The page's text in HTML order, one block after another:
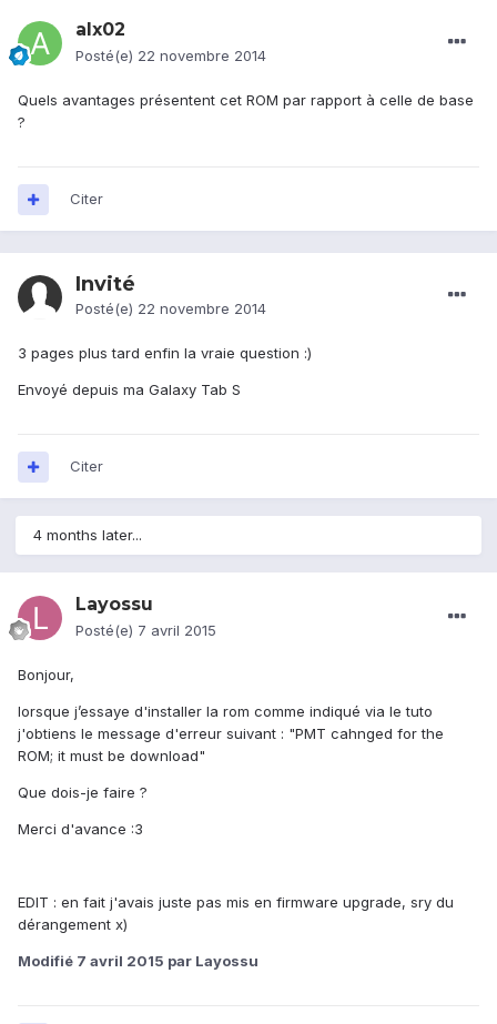
alx02
Posté(e) 22 novembre 2014
Quels avantages présentent cet ROM par rapport à celle de base
?
Citer
Invité
Posté(e) 22 novembre 2014
3 pages plus tard enfin la vraie question :)
Envoyé depuis ma Galaxy Tab S
Citer
4 months later...
Layossu
Posté(e) 7 avril 2015
Bonjour,
lorsque j’essaye d'installer la rom comme indiqué via le tuto
j'obtiens le message d'erreur suivant : "PMT cahnged for the
ROM; it must be download"
Que dois-je faire ?
Merci d'avance :3
EDIT : en fait j'avais juste pas mis en firmware upgrade, sry du
dérangement x)
Modifié 7 avril 2015 par Layossu